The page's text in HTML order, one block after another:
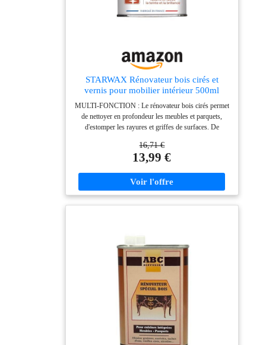
STARWAX Rénovateur bois cirés et
vernis pour mobilier intérieur 500ml
MULTI-FONCTION : Le rénovateur bois cirés permet
de nettoyer en profondeur les meubles et parquets,
d'estomper les rayures et griffes de surfaces. De
tout en ravivant la teinte d'origine USAGE
INTERIEUR : Le rénovateur bois s'utilise pour le bois
bois vernis (anciens ou récents), le bois encrassé par
les couches de cires. TRES BON RENDEMENT : Le
procédant par mouvements circulaires. Ne pas
appliquer au pinceau ou au tampon. Lustrer avec une
chamoisine. STARWAX, EXPERT DE
L’ENTRETIEN DEPUIS 1946 : Des produits
efficaces et agréables à utiliser, conçus pour les
perfectionnistes. Fabriqués en France. Emballages
allégés en plastique vierge.
16,71 €
13,99 €